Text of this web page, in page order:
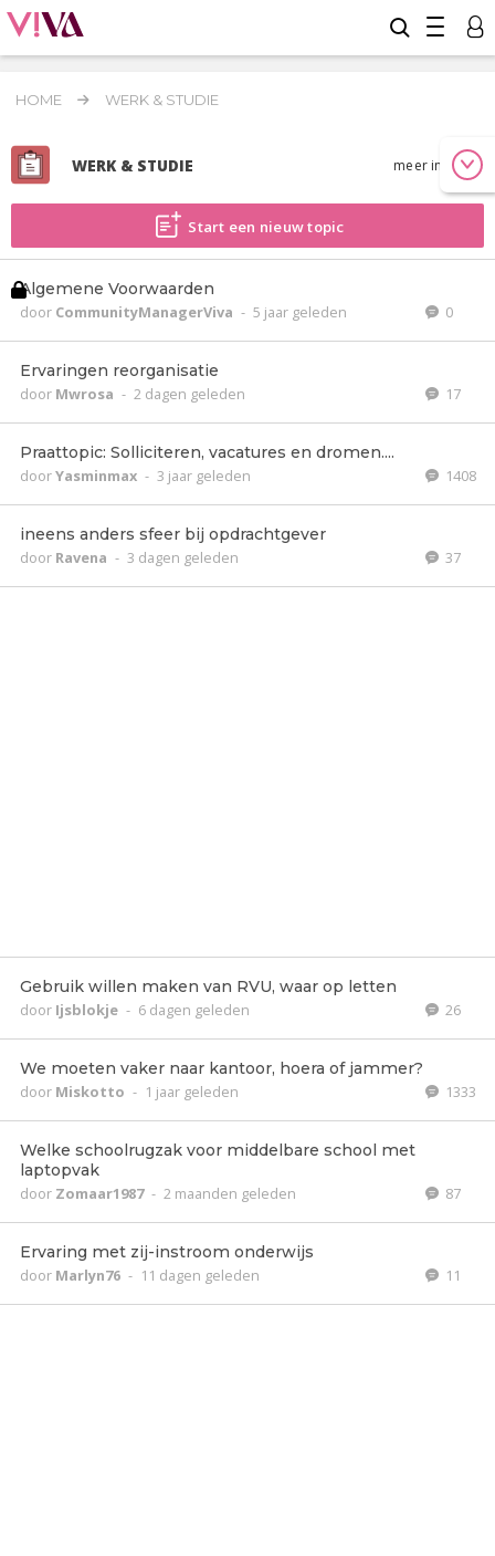
HOME WERK & STUDIE
WERK & STUDIE meer info
Start een nieuw topic
Algemene Voorwaarden
door CommunityManagerViva - 5 jaar geleden 0
Ervaringen reorganisatie
door Mwrosa - 2 dagen geleden 17
Praattopic: Solliciteren, vacatures en dromen....
doorYasminmax - 3 jaar geleden 1408
ineens anders sfeer bij opdrachtgever
door Ravena - 3 dagen geleden 37
Gebruik willen maken van RVU, waar op letten
door Ijsblokje - 6 dagen geleden 26
We moeten vaker naar kantoor, hoera of jammer?
door Miskotto - 1 jaar geleden 1333
Welke schoolrugzak voor middelbare school met
laptopvak
door Zomaar1987 - 2 maanden geleden 87
Ervaring met zij-instroom onderwijs
door Marlyn76 - 11 dagen geleden 11